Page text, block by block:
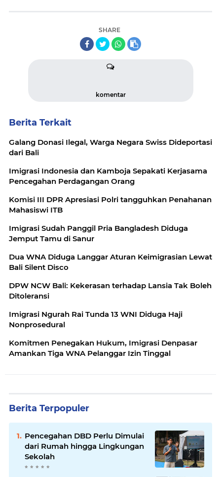
SHARE
komentar
Berita Terkait
Galang Donasi Ilegal, Warga Negara Swiss Dideportasi
dari Bali
Imigrasi Indonesia dan Kamboja Sepakati Kerjasama
Pencegahan Perdagangan Orang
Komisi III DPR Apresiasi Polri tangguhkan Penahanan
Mahasiswi ITB
Imigrasi Sudah Panggil Pria Bangladesh Diduga
Jemput Tamu di Sanur
Dua WNA Diduga Langgar Aturan Keimigrasian Lewat
Bali Silent Disco
DPW NCW Bali: Kekerasan terhadap Lansia Tak Boleh
Ditoleransi
Imigrasi Ngurah Rai Tunda 13 WNI Diduga Haji
Nonprosedural
Komitmen Penegakan Hukum, Imigrasi Denpasar
Amankan Tiga WNA Pelanggar Izin Tinggal
Berita Terpopuler
Pencegahan DBD Perlu Dimulai
dari Rumah hingga Lingkungan
Sekolah